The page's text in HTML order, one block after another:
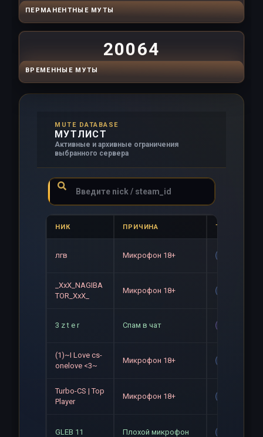
ПЕРМАНЕНТНЫЕ МУТЫ
20064
ВРЕМЕННЫЕ МУТЫ
MUTE DATABASE
МУТЛИСТ
Активные и архивные ограничения
выбранного сервера
НИК ПРИЧИНА ТИП
лгв Микрофон 18+
_XxX_NAGIBA
TOR_XxX_
Микрофон 18+
3 z t e r Спам в чат
(1)~I Love cs-
onelove <3~
Микрофон 18+
Turbo-CS | Top
Player
Микрофон 18+
GLEB 11 Плохой микрофон